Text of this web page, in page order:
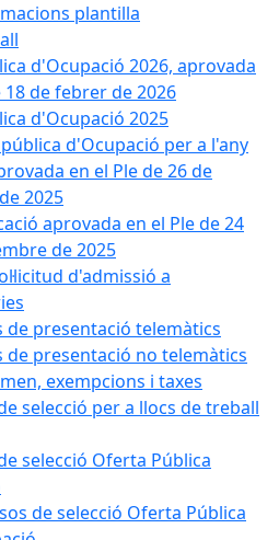
plantilla
d'Ocupació 2026, aprovada
18 de febrer de 2026
d'Ocupació 2025
d'Ocupació per a l'any
en el Ple de 26 de
2025
aprovada en el Ple de 24
de 2025
d'admissió a
de presentació telemàtics
de presentació no telemàtics
exempcions i taxes
selecció per a llocs de treball
selecció Oferta Pública
de selecció Oferta Pública